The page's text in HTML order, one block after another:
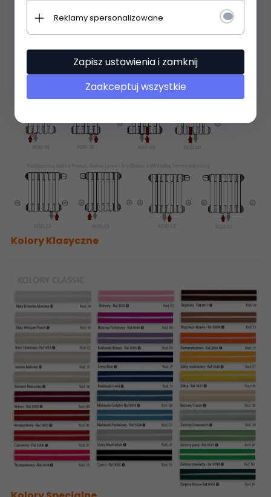
Kolory Klasyczne
Reklamy spersonalizowane
Zapisz ustawienia i zamknij
Zaakceptuj wszystkie